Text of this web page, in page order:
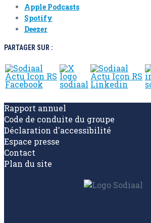
Apple Podcasts
Spotify
Deezer
PARTAGER SUR :
Rapport annuel
Code de conduite du groupe
Déclaration d'accessibilité
Espace presse
Contact
Plan du site